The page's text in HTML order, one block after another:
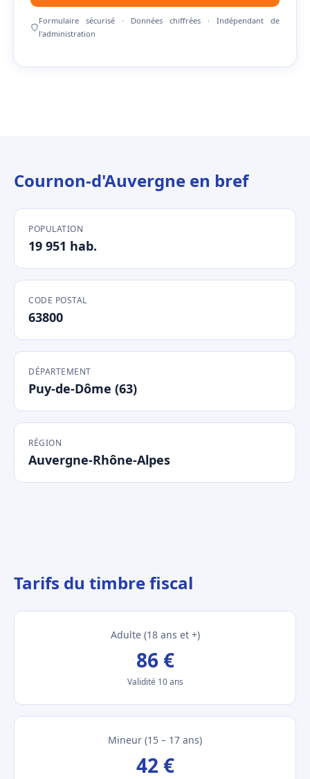
Formulaire sécurisé · Données chiffrées · Indépendant de
l'administration
Cournon-d'Auvergne en bref
POPULATION
19 951 hab.
CODE POSTAL
63800
DÉPARTEMENT
Puy-de-Dôme (63)
RÉGION
Auvergne-Rhône-Alpes
Tarifs du timbre fiscal
Adulte (18 ans et +)
86 €
Validité 10 ans
Mineur (15 – 17 ans)
42 €